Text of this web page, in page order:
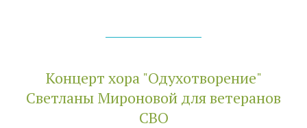
Концерт хора "Одухотворение"
Светланы Мироновой для ветеранов
СВО